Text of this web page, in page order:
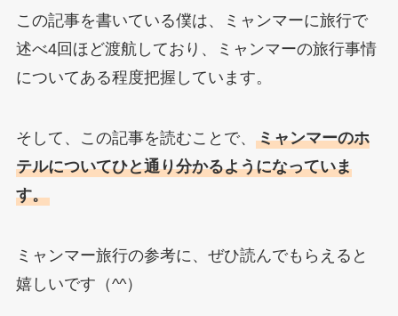
この記事を書いている僕は、ミャンマーに旅行で
述べ4回ほど渡航しており、ミャンマーの旅行事情
についてある程度把握しています。
そして、この記事を読むことで、 ミャンマーのホ
テルについてひと通り分かるようになっていま
す。
ミャンマー旅行の参考に、ぜひ読んでもらえると
嬉しいです（^^）